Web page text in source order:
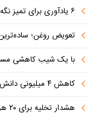
۶ یادآوری برای تمیز نگه داشتن فرش در ایام بازگشایی مدارس
تعویض روغن؛
با یک شیب کاهشی
کاهش ۴ میلیونی دانش‌آموزان تا ۱۴۳۲
هشدار تخلیه برای ۲۰ هزار نفر صادر شد